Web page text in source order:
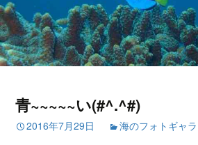
青~~~~~い(#^.^#)
2016年7月29日 海のフォトギャ